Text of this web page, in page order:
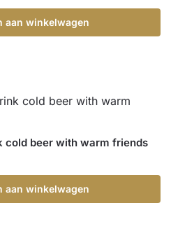
aan winkelwagen
cold beer with warm friends
aan winkelwagen